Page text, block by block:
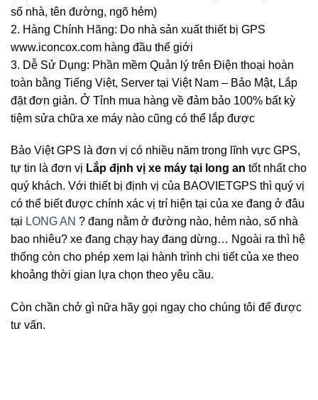
số nhà, tên đường, ngõ hẻm)
2. Hàng Chính Hãng: Do nhà sản xuất thiết bị GPS
www.iconcox.com hàng đầu thế giới
3. Dễ Sử Dụng: Phần mềm Quản lý trên Điện thoại hoàn
toàn bằng Tiếng Việt, Server tại Việt Nam – Bảo Mật, Lắp
đặt đơn giản. Ở Tỉnh mua hàng về đảm bảo 100% bất kỳ
tiệm sửa chữa xe máy nào cũng có thể lắp được
Bảo Việt GPS là đơn vị có nhiều năm trong lĩnh vực GPS,
tự tin là đơn vị Lắp định vị xe máy tại long an tốt nhất cho
quý khách. Với thiết bị định vị của BAOVIETGPS thì quý vị
có thể biết được chính xác vị trí hiện tại của xe đang ở đâu
tại LONG AN ? đang nằm ở đường nào, hẻm nào, số nhà
bao nhiêu? xe đang chạy hay đang dừng… Ngoài ra thì hệ
thống còn cho phép xem lại hành trình chi tiết của xe theo
khoảng thời gian lựa chọn theo yêu cầu.
Còn chần chở gì nữa hãy gọi ngay cho chúng tôi để được
tư vấn.